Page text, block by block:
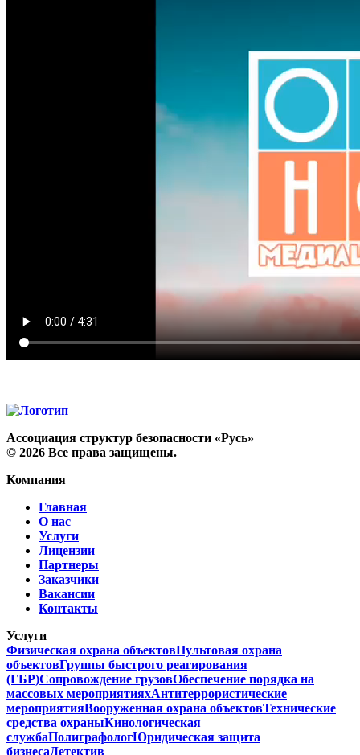
Ассоциация структур безопасности «Русь»
© 2026 Все права защищены.
Компания
Главная
О нас
Услуги
Лицензии
Партнеры
Заказчики
Вакансии
Контакты
Услуги
Физическая охрана объектовПультовая охрана
объектовГруппы быстрого реагирования
(ГБР)Сопровождение грузовОбеспечение порядка на
массовых мероприятияхАнтитеррористические
мероприятияВооруженная охрана объектовТехнические
средства охраныКинологическая
службаПолиграфологЮридическая защита
бизнесаДетектив